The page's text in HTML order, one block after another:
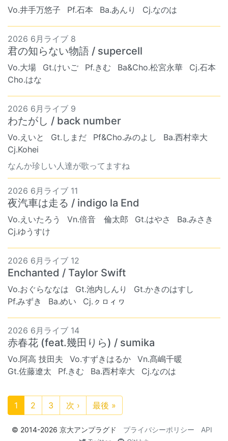
Vo.井手万悠子 Pf.石本 Ba.あんり Cj.なのは
2026 6月ライブ 8
君の知らない物語 / supercell
Vo.大場 Gt.けいご Pf.きむ Ba&Cho.松宮永華
Cj.石本
Cho.はな
2026 6月ライブ 9
わたがし / back number
Vo.えいと Gt.しまだ Pf&Cho.みのよし
Ba.西村幸大
Cj.Kohei
なんか珍しい人達が歌ってますね
2026 6月ライブ 11
夜汽車は走る / indigo la End
Vo.えいたろう Vn.倍音 倫太郎 Gt.はやさ
Ba.みさき
Cj.ゆうすけ
2026 6月ライブ 12
Enchanted / Taylor Swift
Vo.おぐらななは Gt.池内しんり
Gt.かきのはすし
Pf.みずき
Ba.めい Cj.ㇰㇿィヮ
2026 6月ライブ 14
赤春花 (feat.幾田りら) / sumika
Vo.阿高 技田夫 Vo.すずきはるか
Vn.髙嶋千暖
Gt.佐藤遼太
Pf.きむ Ba.西村幸大 Cj.なのは
1 2 3 次 › 最後 »
© 2014-2026 京大アンプラグド プライバシーポリシー
API